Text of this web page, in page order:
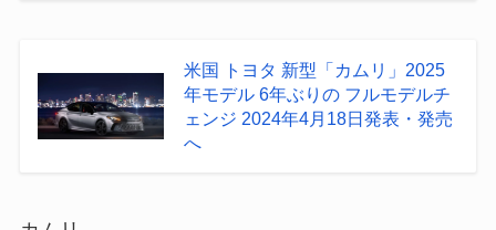
米国 トヨタ 新型「カムリ」2025
年モデル 6年ぶりの フルモデルチ
ェンジ 2024年4月18日発表・発売
へ